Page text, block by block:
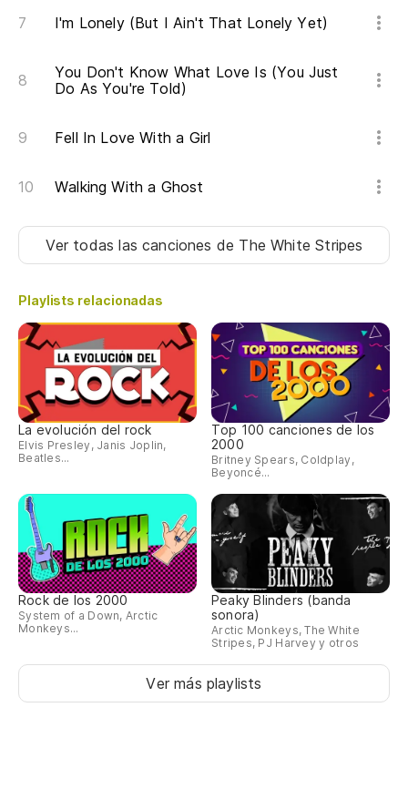
I'm Lonely (But I Ain't That Lonely Yet)
You Don't Know What Love Is (You Just
Do As You're Told)
Fell In Love With a Girl
Walking With a Ghost
Ver todas las canciones de The White Stripes
Playlists relacionadas
La evolución del rock
Elvis Presley, Janis Joplin,
Beatles...
Top 100 canciones de los
2000
Britney Spears, Coldplay,
Beyoncé...
Rock de los 2000
System of a Down, Arctic
Monkeys...
Peaky Blinders (banda
sonora)
Arctic Monkeys, The White
Stripes, PJ Harvey y otros
Ver más playlists